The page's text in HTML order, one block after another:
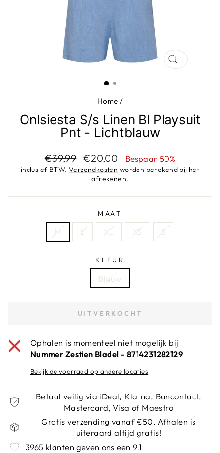
SLUIT
Home /
Onlsiesta S/s Linen Bl Playsuit
Pnt - Lichtblauw
Adviesprijs
€39,99 Aanbiedingsprijs
€20,00 Bespaar 50%
inclusief BTW. Verzendkosten worden berekend bij het
afrekenen.
MAAT
M L XL XS S
KLEUR
Blauw
UITVERKOCHT
Ophalen is momenteel niet mogelijk bij
Nummer Zestien Bladel - 8714231282129
Bekijk de voorraad op andere locaties
Betaal veilig via iDeal, Klarna, Bancontact,
Mastercard, Visa of Maestro
Gratis verzending vanaf €50. Afhalen is
uiteraard altijd gratis!
3965 klanten geven ons een 9.1